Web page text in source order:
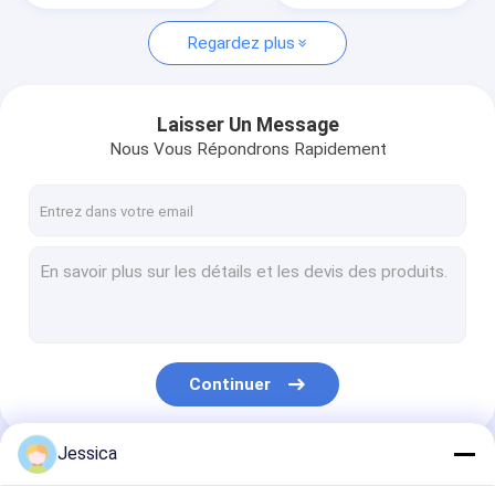
outils de perçage de dth
Peu de perceuse de DTH
GARNITURE DE FORAGE DE DTH
Pipe de forage RC à double paroi
système de forage d'odex
Regardez plus
Laisser Un Message
Nous Vous Répondrons Rapidement
Continuer
Nos Catégories
Jessica